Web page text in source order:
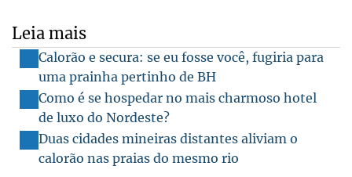
Leia mais
Calorão e secura: se eu fosse você, fugiria para
uma prainha pertinho de BH
Como é se hospedar no mais charmoso hotel
de luxo do Nordeste?
Duas cidades mineiras distantes aliviam o
calorão nas praias do mesmo rio